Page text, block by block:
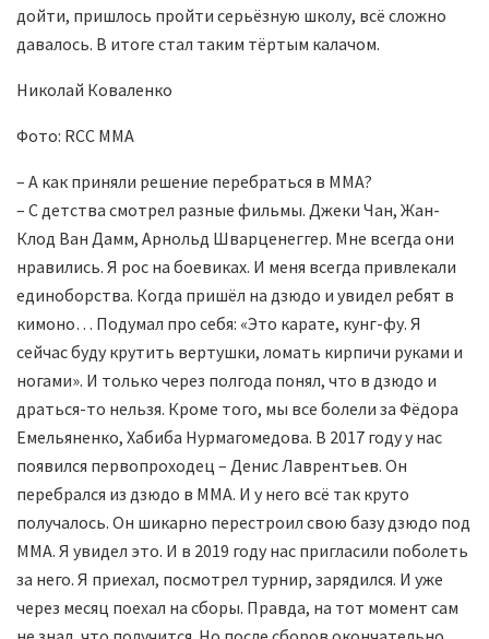
дойти, пришлось пройти серьёзную школу, всё сложно
давалось. В итоге стал таким тёртым калачом.
Николай Коваленко
Фото: RCC MMA
– А как приняли решение перебраться в MMA?
– С детства смотрел разные фильмы. Джеки Чан, Жан-
Клод Ван Дамм, Арнольд Шварценеггер. Мне всегда они
нравились. Я рос на боевиках. И меня всегда привлекали
единоборства. Когда пришёл на дзюдо и увидел ребят в
кимоно… Подумал про себя: «Это карате, кунг-фу. Я
сейчас буду крутить вертушки, ломать кирпичи руками и
ногами». И только через полгода понял, что в дзюдо и
драться-то нельзя. Кроме того, мы все болели за Фёдора
Емельяненко, Хабиба Нурмагомедова. В 2017 году у нас
появился первопроходец – Денис Лаврентьев. Он
перебрался из дзюдо в MMA. И у него всё так круто
получалось. Он шикарно перестроил свою базу дзюдо под
MMA. Я увидел это. И в 2019 году нас пригласили поболеть
за него. Я приехал, посмотрел турнир, зарядился. И уже
через месяц поехал на сборы. Правда, на тот момент сам